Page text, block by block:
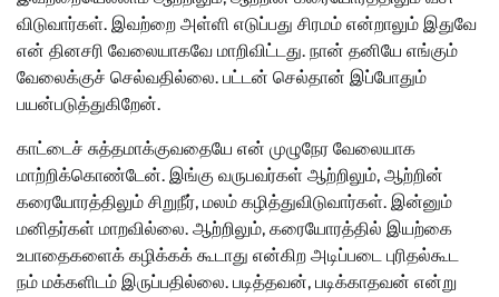
விடுவார்கள். இவற்றை அள்ளி எடுப்பது சிரமம் என்றாலும் இதுவே
என் தினசரி வேலையாகவே மாறிவிட்டது. நான் தனியே எங்கும்
வேலைக்குச் செல்வதில்லை. பட்டன் செல்தான் இப்போதும்
பயன்படுத்துகிறேன்.
காட்டைச் சுத்தமாக்குவதையே என் முழுநேர வேலையாக
மாற்றிக்கொண்டேன். இங்கு வருபவர்கள் ஆற்றிலும், ஆற்றின்
கரையோரத்திலும் சிறுநீர், மலம் கழித்துவிடுவார்கள். இன்னும்
மனிதர்கள் மாறவில்லை. ஆற்றிலும், கரையோரத்தில் இயற்கை
உபாதைகளைக் கழிக்கக் கூடாது என்கிற அடிப்படை புரிதல்கூட
நம் மக்களிடம் இருப்பதில்லை. படித்தவன், படிக்காதவன் என்று